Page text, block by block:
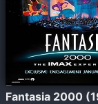
Fantasia 2000